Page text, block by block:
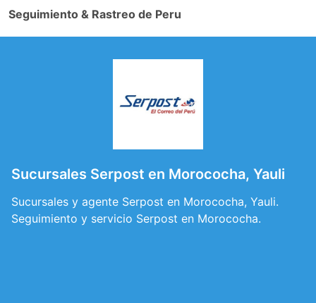
Seguimiento & Rastreo de Peru
Sucursales Serpost en Morococha, Yauli
Sucursales y agente Serpost en Morococha, Yauli.
Seguimiento y servicio Serpost en Morococha.